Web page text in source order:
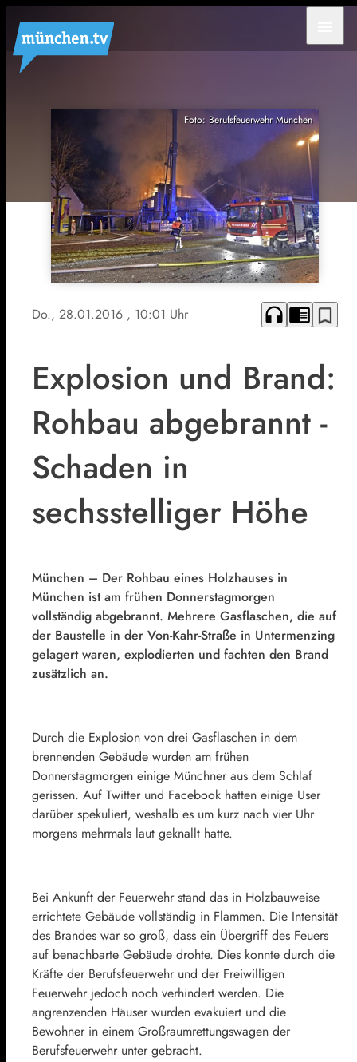
Foto: Berufsfeuerwehr München
Do., 28.01.2016 , 10:01 Uhr headphones chrome_reader_mode bookmark_border
Explosion und Brand:
Rohbau abgebrannt -
Schaden in
sechsstelliger Höhe
München – Der Rohbau eines Holzhauses in
München ist am frühen Donnerstagmorgen
vollständig abgebrannt. Mehrere Gasflaschen, die auf
der Baustelle in der Von-Kahr-Straße in Untermenzing
gelagert waren, explodierten und fachten den Brand
zusätzlich an.
Durch die Explosion von drei Gasflaschen in dem
brennenden Gebäude wurden am frühen
Donnerstagmorgen einige Münchner aus dem Schlaf
gerissen. Auf Twitter und Facebook hatten einige User
darüber spekuliert, weshalb es um kurz nach vier Uhr
morgens mehrmals laut geknallt hatte.
Bei Ankunft der Feuerwehr stand das in Holzbauweise
errichtete Gebäude vollständig in Flammen. Die Intensität
des Brandes war so groß, dass ein Übergriff des Feuers
auf benachbarte Gebäude drohte. Dies konnte durch die
Kräfte der Berufsfeuerwehr und der Freiwilligen
Feuerwehr jedoch noch verhindert werden. Die
angrenzenden Häuser wurden evakuiert und die
Bewohner in einem Großraumrettungswagen der
Berufsfeuerwehr unter gebracht.